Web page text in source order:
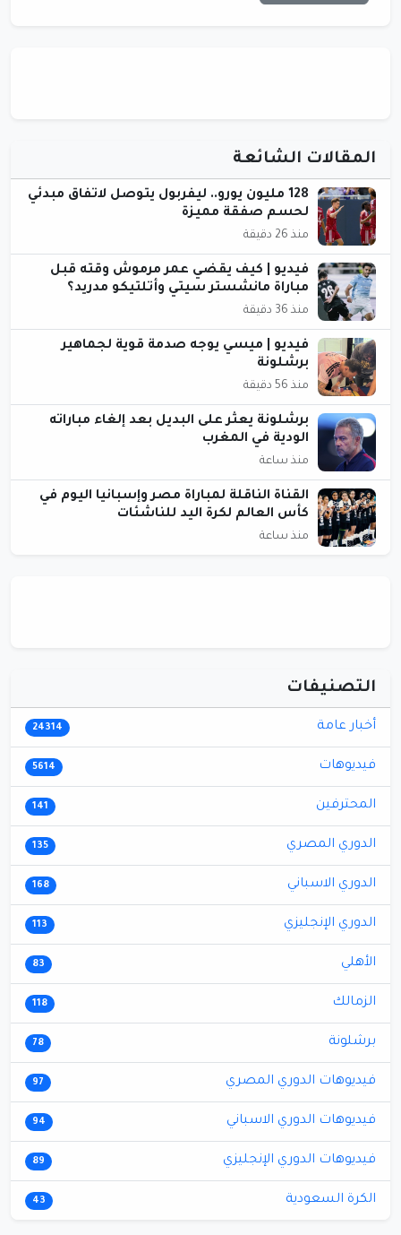
المقالات الشائعة
128 مليون يورو.. ليفربول يتوصل لاتفاق مبدئي
لحسم صفقة مميزة
منذ 26 دقيقة
فيديو | كيف يقضي عمر مرموش وقته قبل
مباراة مانشستر سيتي وأتلتيكو مدريد؟
منذ 36 دقيقة
فيديو | ميسي يوجه صدمة قوية لجماهير
برشلونة
منذ 56 دقيقة
برشلونة يعثر على البديل بعد إلغاء مباراته
الودية في المغرب
منذ ساعة
القناة الناقلة لمباراة مصر وإسبانيا اليوم في
كأس العالم لكرة اليد للناشئات
منذ ساعة
التصنيفات
أخبار عامة 24314
فيديوهات 5614
المحترفين 141
الدوري المصري 135
الدوري الاسباني 168
الدوري الإنجليزي 113
الأهلي 83
الزمالك 118
برشلونة 78
فيديوهات الدوري المصري 97
فيديوهات الدوري الاسباني 94
فيديوهات الدوري الإنجليزي 89
الكرة السعودية 43